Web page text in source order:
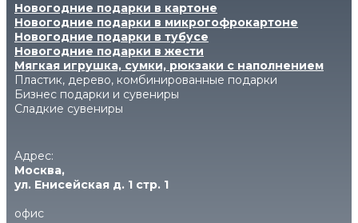
Новогодние подарки в картоне
Новогодние подарки в микрогофрокартоне
Новогодние подарки в тубусе
Новогодние подарки в жести
Мягкая игрушка, сумки, рюкзаки с наполнением
Пластик, дерево, комбинированные подарки
Бизнес подарки и сувениры
Сладкие сувениры
Адрес:
Москва,
ул. Енисейская д. 1 стр. 1
офис